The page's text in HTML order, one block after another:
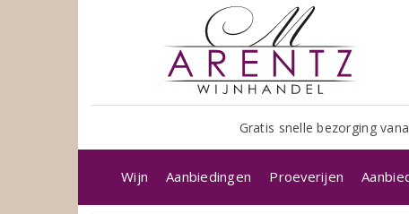
Gratis snelle bezorging
Wijn Aanbiedingen Proeverijen